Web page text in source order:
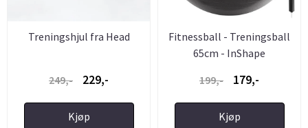
Treningshjul fra Head
249,- 229,-
Kjøp
Fitnessball - Treningsball
65cm - InShape
199,-
179,-
Kjøp